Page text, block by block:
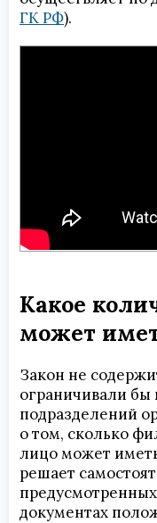
ГК РФ).
Какое
может
Закон не
ограничивали
подразделений
о том, сколько
лицо может
решает
документах